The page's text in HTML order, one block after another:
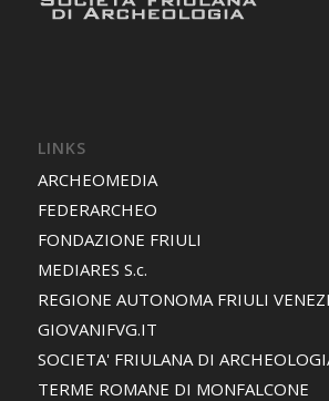
LINKS
ARCHEOMEDIA
FEDERARCHEO
FONDAZIONE FRIULI
MEDIARES S.c.
REGIONE AUTONOMA FRIULI
GIOVANIFVG.IT
SOCIETA' FRIULANA DI
TERME ROMANE DI MONFALCONE